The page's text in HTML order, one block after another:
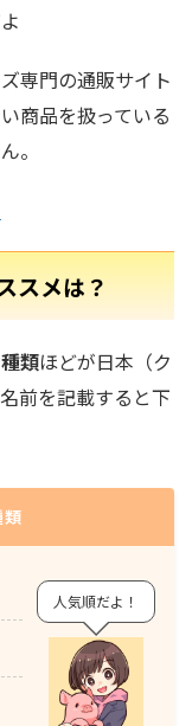
専門の通販サイト
商品を扱っている
。
スメは？
類ほどが日本（ク
前を記載すると下
類
人気順だよ！